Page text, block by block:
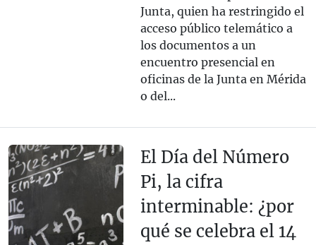
Junta, quien ha restringido el
acceso público telemático a
los documentos a un
encuentro presencial en
oficinas de la Junta en Mérida
o del...
El Día del Número
Pi, la cifra
interminable: ¿por
qué se celebra el 14